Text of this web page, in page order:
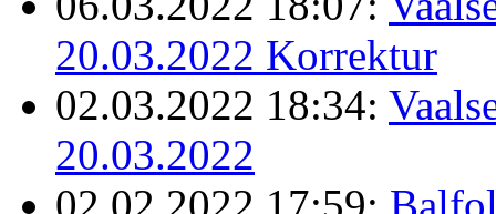
20.03.2022 Korrektur
02.03.2022 18:34:
20.03.2022
02.02.2022 17:59: